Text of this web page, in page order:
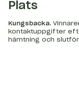
Plats
Kungsbacka.
kontaktuppgifter
hämtning och